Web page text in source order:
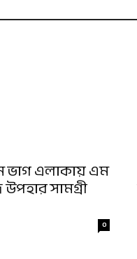
ভাগ এলাকায় এম
সামগ্রী
0